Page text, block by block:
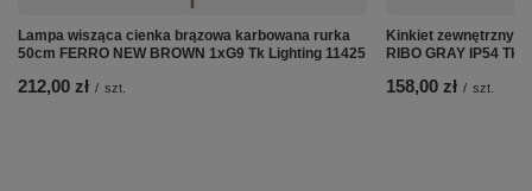
Lampa wisząca cienka brązowa karbowana rurka
50cm FERRO NEW BROWN 1xG9 Tk Lighting 11425
212,00 zł / szt.
Kinkiet zewnętrzny
RIBO GRAY IP54 Tk
158,00 zł / szt.